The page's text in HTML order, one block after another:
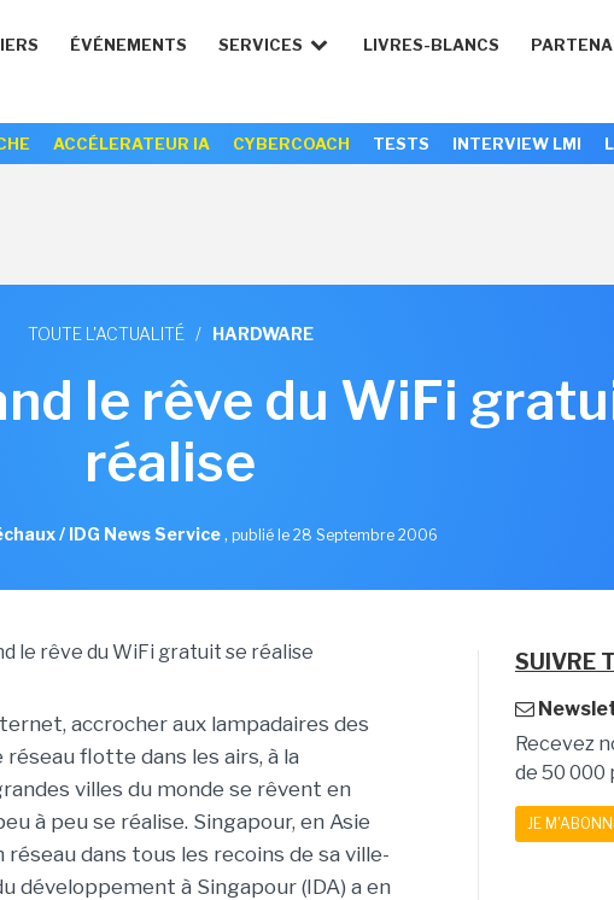
ÉVÉNEMENTS SERVICES LIVRES-BLANCS
ACCÉLERATEUR IA CYBERCOACH TESTS INTERVIEW LMI
TOUTE L'ACTUALITÉ / HARDWARE
le rêve du WiFi
réalise
/ IDG News Service, publié le 28 Septembre 2006
accrocher aux lampadaires des
flotte dans les airs, à la
villes du monde se rêvent en
à peu se réalise. Singapour, en Asie
réseau dans tous les recoins de sa ville-
développement à Singapour (IDA) a en
SUIVRE
Recevez
de 50 000
JE